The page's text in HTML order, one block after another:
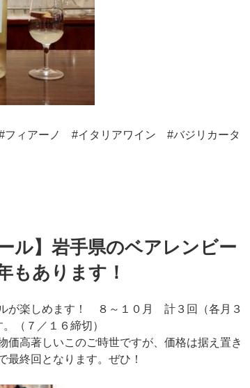
ィアーノ #イタリアワイン #バジリカータ
ル】岩手県のベアレンビー
あります！
が楽しめます！ ８～１０月 計３回（各月３
（７／１６締切）
価高著しいこのご時世ですが、価格は据え置き
最終回となります。ぜひ！